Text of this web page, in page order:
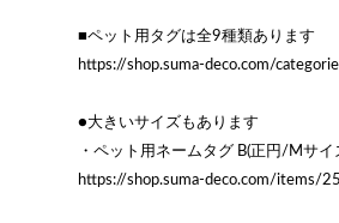
■ペット用タグは全9種類あります
https://shop.suma-deco.com/
●大きいサイズもあります
・ペット用ネームタグ B(正円/Mサ
https://shop.suma-deco.com/items/